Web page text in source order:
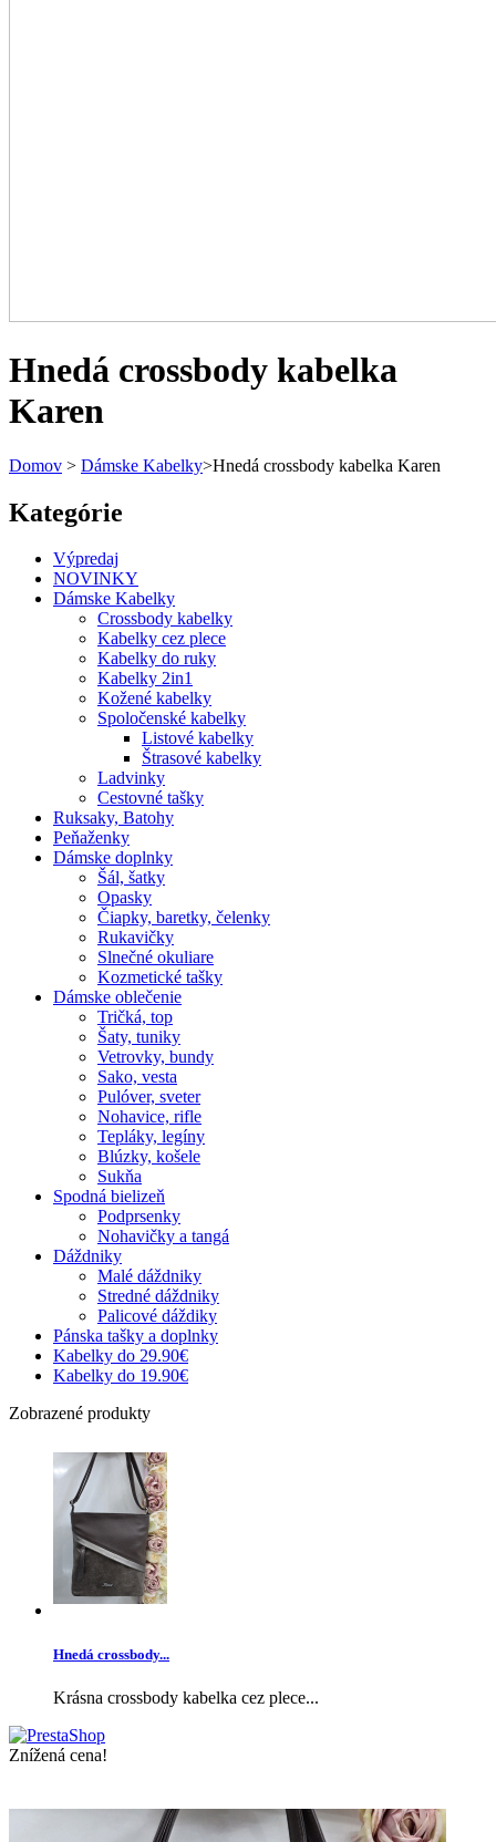
Hnedá crossbody kabelka
Karen
Domov > Dámske Kabelky>Hnedá crossbody kabelka Karen
Kategórie
Výpredaj
NOVINKY
Dámske Kabelky
Crossbody kabelky
Kabelky cez plece
Kabelky do ruky
Kabelky 2in1
Kožené kabelky
Spoločenské kabelky
Listové kabelky
Štrasové kabelky
Ladvinky
Cestovné tašky
Ruksaky, Batohy
Peňaženky
Dámske doplnky
Šál, šatky
Opasky
Čiapky, baretky, čelenky
Rukavičky
Slnečné okuliare
Kozmetické tašky
Dámske oblečenie
Tričká, top
Šaty, tuniky
Vetrovky, bundy
Sako, vesta
Pulóver, sveter
Nohavice, rifle
Tepláky, legíny
Blúzky, košele
Sukňa
Spodná bielizeň
Podprsenky
Nohavičky a tangá
Dáždniky
Malé dáždniky
Stredné dáždniky
Palicové dáždiky
Pánska tašky a doplnky
Kabelky do 29.90€
Kabelky do 19.90€
Zobrazené produkty
Hnedá crossbody...
Krásna crossbody kabelka cez plece...
Znížená cena!